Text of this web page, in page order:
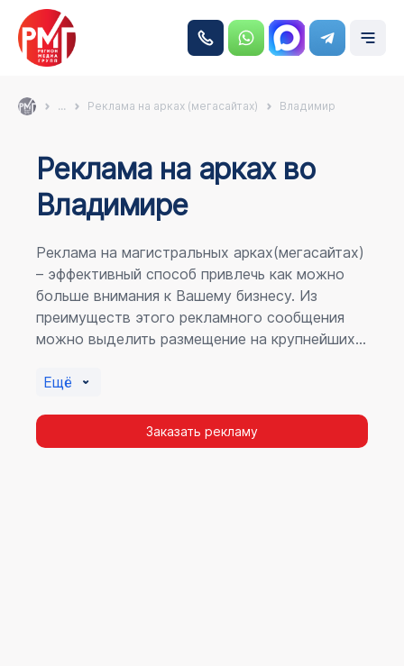
... Реклама на арках (мегасайтах) Владимир
Реклама на аркаx во
Владимире
Реклама на магистральных арках(мегасайтах)
– эффективный способ привлечь как можно
больше внимания к Вашему бизнесу. Из
преимуществ этого рекламного сообщения
можно выделить размещение на крупнейших
пешеходному потоку расположение в прямой
повторных контактов.
Ещё
Заказать рекламу